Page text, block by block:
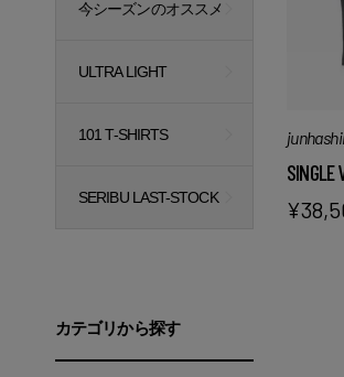
今シーズンのオススメ
ULTRA LIGHT
101 T-SHIRTS
SERIBU LAST-STOCK
カテゴリから探す
SINGLE
¥